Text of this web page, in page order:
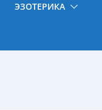
ЭЗОТЕРИКА